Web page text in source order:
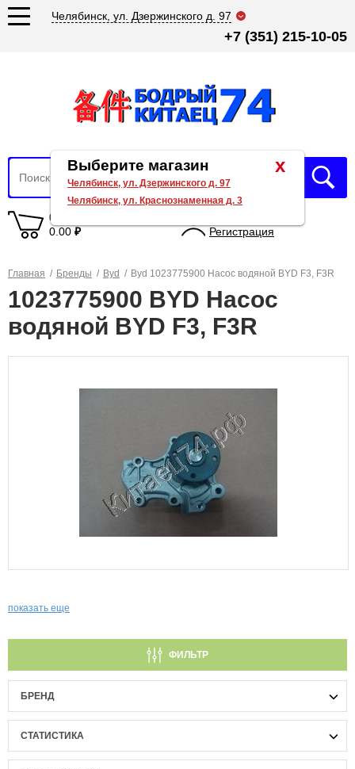
Челябинск, ул. Дзержинского д. 97
+7 (351) 215-10-05
0 товаров
0.00 ₽
Регистрация
Главная / Бренды / Byd / Byd 1023775900 Насос водяной BYD F3, F3R
1023775900 BYD Насос
водяной BYD F3, F3R
показать еще
ФИЛЬТР
БРЕНД
СТАТИСТИКА
x
Выберите магазин
Челябинск, ул. Дзержинского д. 97
Челябинск, ул. Краснознаменная д. 3